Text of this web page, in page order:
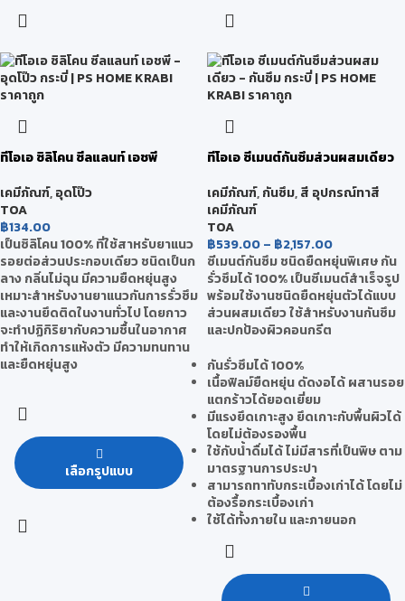
ทีโอเอ ซิลิโคน ซีลแลนท์ เอชพี
เคมีภัณฑ์,อุดโป๊ว
TOA
฿134.00
เป็นซิลิโคน 100% ที่ใช้สาหรับยาแนว
รอยต่อส่วนประกอบเดียว ชนิดเป็นก
ลาง กลิ่นไม่ฉุน มีความยืดหยุ่นสูง
เหมาะสำหรับงานยาแนวกันการรั่วซึม
และงานยึดติดในงานทั่วไป โดยกาว
จะทำปฏิกิริยากับความชื้นในอากาศ
ทำให้เกิดการแห้งตัว มีความทนทาน
และยืดหยุ่นสูง
เลือกรูปแบบ
ทีโอเอ ซีเมนต์กันซึมส่วนผสมเดียว
เคมีภัณฑ์,กันซึม,สี อุปกรณ์ทาสี
เคมีภัณฑ์
TOA
฿539.00– ฿2,157.00
ซีเมนต์กันซึม ชนิดยืดหยุ่นพิเศษ กัน
รั่วซึมได้ 100% เป็นซีเมนต์สำเร็จรูป
พร้อมใช้งานชนิดยืดหยุ่นตัวได้แบบ
ส่วนผสมเดียว ใช้สำหรับงานกันซึม
และปกป้องผิวคอนกรีต
กันรั่วซึมได้ 100%
เนื้อฟิลม์ยืดหยุ่น ดัดงอได้ ผสานรอย
แตกร้าวได้ยอดเยี่ยม
มีแรงยึดเกาะสูง ยึดเกาะกับพื้นผิวได้
โดยไม่ต้องรองพื้น
ใช้กับน้ำดื่มได้ ไม่มีสารที่เป็นพิษ ตาม
มาตรฐานการประปา
สามารถทาทับกระเบื้องเก่าได้ โดยไม่
ต้องรื้อกระเบื้องเก่า
ใช้ได้ทั้งภายใน และภายนอก